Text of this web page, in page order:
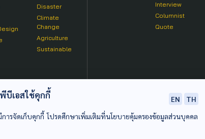
Disaster
Climate
Change
Agriculture
Sustainable
Interview
Columnist
Quote
บีเอสใช้คุกกี้ EN
TH
การจัดเก็บคุกกี้ โปรดศึกษาเพิ่มเติมที่นโยบายคุ้มครองข้อมูลส่วนบุคคล